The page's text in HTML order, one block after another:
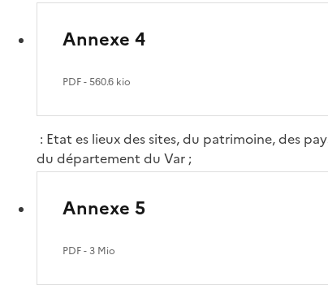
Annexe 4
PDF- 560.6 kio
: Etat es lieux des sites, du patrimoine, des
du département du Var ;
Annexe 5
PDF- 3 Mio